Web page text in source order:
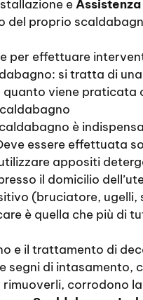
e
del proprio
per effettuare
si tratta di
quanto viene
è
essere effettuata
appositi
il domicilio
(bruciatore,
è quella che più di
e il trattamento di
segni di
rimuoverli, corrodono